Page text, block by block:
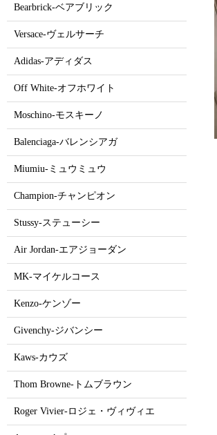
Bearbrick-ベアブリック
Versace-ヴェルサーチ
Adidas-アディダス
Off White-オフホワイト
Moschino-モスキーノ
Balenciaga-バレンシアガ
Miumiu-ミュウミュウ
Champion-チャンピオン
Stussy-ステューシー
Air Jordan-エアジョーダン
MK-マイケルコース
Kenzo-ケンゾー
Givenchy-ジバンシー
Kaws-カウズ
Thom Browne-トムブラウン
Roger Vivier-ロジェ・ヴィヴィエ